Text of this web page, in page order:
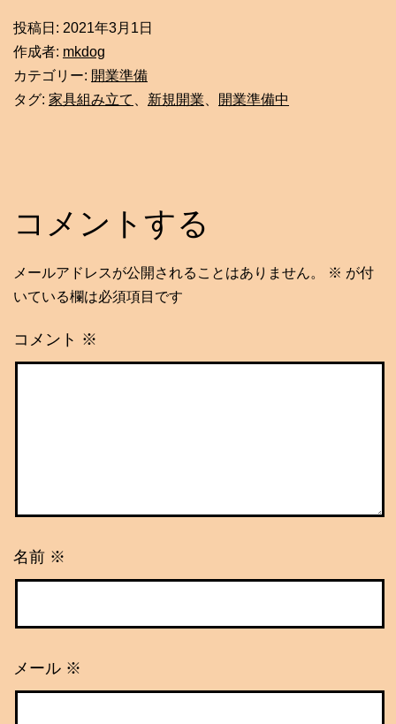
投稿日: 2021年3月1日
作成者: mkdog
カテゴリー: 開業準備
タグ: 家具組み立て 新規開業 開業準備中
コメントする
メールアドレスが公開されることはありません。 ※ が付
いている欄は必須項目です
コメント ※
名前 ※
メール ※